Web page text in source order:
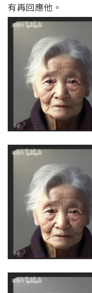
有再回應他。